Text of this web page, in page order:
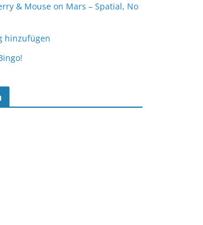
& Mouse on Mars – Spatial, No
hinzufügen